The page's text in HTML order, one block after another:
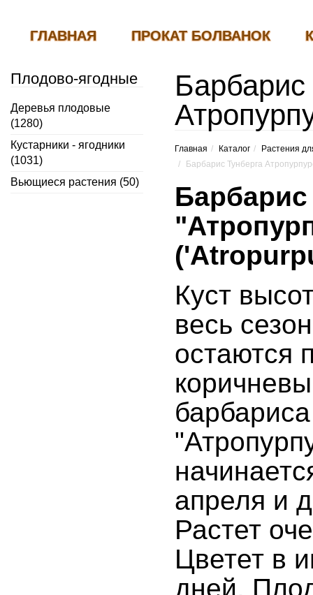
ГЛАВНАЯ ПРОКАТ БОЛВАНОК
Плодово-ягодные
Деревья плодовые
(1280)
Кустарники - ягодники
(1031)
Вьющиеся растения (50)
Барбарис
Главная Каталог
Растения
Барбарис Тунберга
Барбарис
Куст
весь
остаются
апреля и
Растет
Цветет в
дней.